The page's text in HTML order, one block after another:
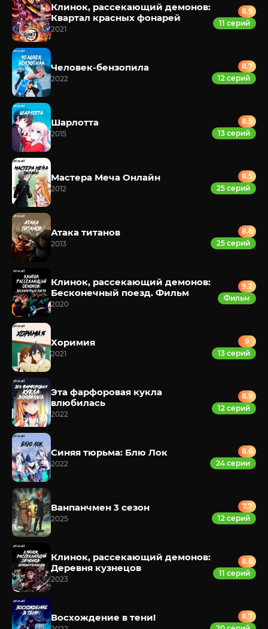
Клинок, рассекающий демонов:
Квартал красных фонарей
2021
8.9
11 серий
Человек-бензопила
2022
8.7
12 серий
Шарлотта
2015
8.5
13 серий
Мастера Меча Онлайн
2012
8.5
25 серий
Атака титанов
2013
8.6
25 серий
Клинок, рассекающий демонов:
Бесконечный поезд. Фильм
2020
9.2
Фильм
Хоримия
2021
9
13 серий
Эта фарфоровая кукла
влюбилась
2022
8.9
12 серий
Синяя тюрьма: Блю Лок
2022
8.6
24 серии
Ванпанчмен 3 сезон
2025
7.7
12 серий
Клинок, рассекающий демонов:
Деревня кузнецов
2023
8.6
11 серий
Восхождение в тени!
8.7